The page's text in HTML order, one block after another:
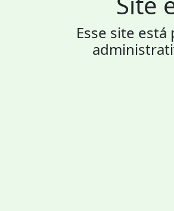
Esse site